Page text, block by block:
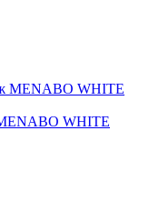
WHITE